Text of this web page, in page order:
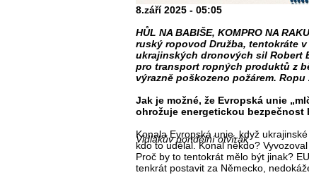
Vidlákův pondělní otvírák
8.září 2025 - 05:05
HŮL NA BABIŠE, KOMPRO NA
ruský ropovod Družba, tentokráte
ukrajinských dronových sil Robert
pro transport ropných produktů z
výrazně poškozeno požárem.
Jak je možné, že Evropská unie
ohrožuje energetickou
Konala Evropská unie, když
kdo to udělal. Konal někdo?
Proč by to tentokrát mělo být jinak?
tenkrát postavit za Německo,